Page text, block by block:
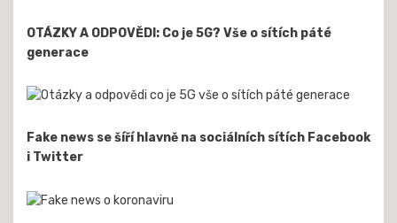
OTÁZKY A ODPOVĚDI: Co je 5G? Vše o sítích páté
generace
Fake news se šíří hlavně na sociálních sítích Facebook
i Twitter